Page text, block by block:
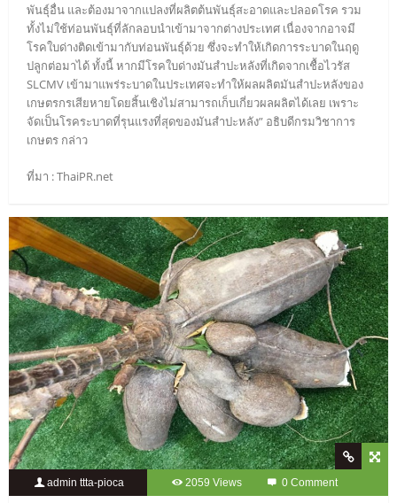
พันธุ์อื่น และต้องมาจากแปลงที่ผลิตต้นพันธุ์สะอาดและปลอดโรค รวม
ทั้งไม่ใช้ท่อนพันธุ์ที่ลักลอบนำเข้ามาจากต่างประเทศ เนื่องจากอาจมี
โรคใบด่างติดเข้ามากับท่อนพันธุ์ด้วย ซึ่งจะทำให้เกิดการระบาดในฤดู
ปลูกต่อมาได้ ทั้งนี้ หากมีโรคใบด่างมันสำปะหลังที่เกิดจากเชื้อไวรัส
SLCMV เข้ามาแพร่ระบาดในประเทศจะทำให้ผลผลิตมันสำปะหลังของ
เกษตรกรเสียหายโดยสิ้นเชิงไม่สามารถเก็บเกี่ยวผลผลิตได้เลย เพราะ
จัดเป็นโรคระบาดที่รุนแรงที่สุดของมันสำปะหลัง” อธิบดีกรมวิชาการ
เกษตร กล่าว
ที่มา : ThaiPR.net
admin ttta-pioca 2059 Views 0 Comment